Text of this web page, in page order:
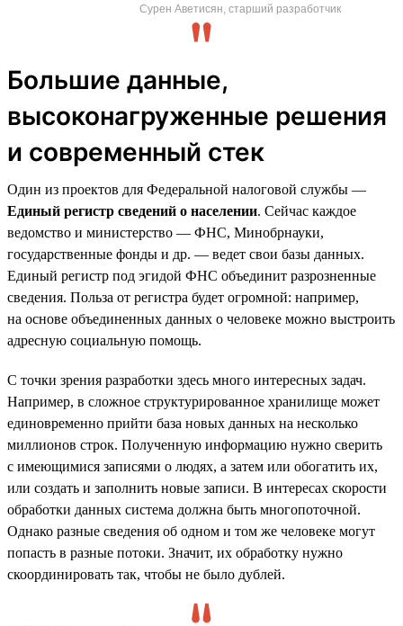
Сурен Аветисян, старший разработчик
Большие данные,
высоконагруженные решения
и современный стек
Один из проектов для Федеральной налоговой службы —
Единый регистр сведений о населении. Сейчас каждое
ведомство и министерство — ФНС, Минобрнауки,
государственные фонды и др. — ведет свои базы данных.
Единый регистр под эгидой ФНС объединит разрозненные
сведения. Польза от регистра будет огромной: например,
на основе объединенных данных о человеке можно выстроить
адресную социальную помощь.
С точки зрения разработки здесь много интересных задач.
Например, в сложное структурированное хранилище может
единовременно прийти база новых данных на несколько
миллионов строк. Полученную информацию нужно сверить
с имеющимися записями о людях, а затем или обогатить их,
или создать и заполнить новые записи. В интересах скорости
обработки данных система должна быть многопоточной.
Однако разные сведения об одном и том же человеке могут
попасть в разные потоки. Значит, их обработку нужно
скоординировать так, чтобы не было дублей.